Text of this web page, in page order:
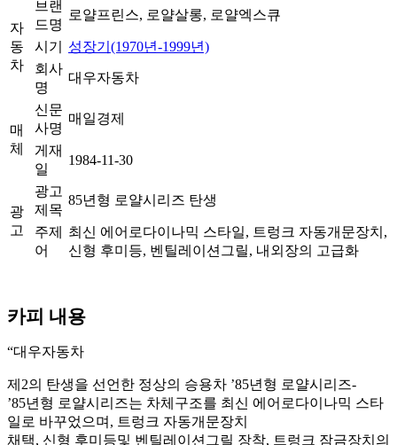
자
동
차
브랜
드명
로얄프린스, 로얄살롱, 로얄엑스큐
시기
성장기(1970년-1999년)
회사
명
대우자동차
매
체
신문
사명
매일경제
게재
일
1984-11-30
광
고
광고
제목
85년형 로얄시리즈 탄생
주제
어
최신 에어로다이나믹 스타일, 트렁크 자동개문장치,
신형 후미등, 벤틸레이션그릴, 내외장의 고급화
카피 내용
“대우자동차
제2의 탄생을 선언한 정상의 승용차 ’85년형 로얄시리즈-
’85년형 로얄시리즈는 차체구조를 최신 에어로다이나믹 스타
일로 바꾸었으며, 트렁크 자동개문장치
채택, 신형 후미등및 벤틸레이션그릴 장착, 트렁크 잠금장치의